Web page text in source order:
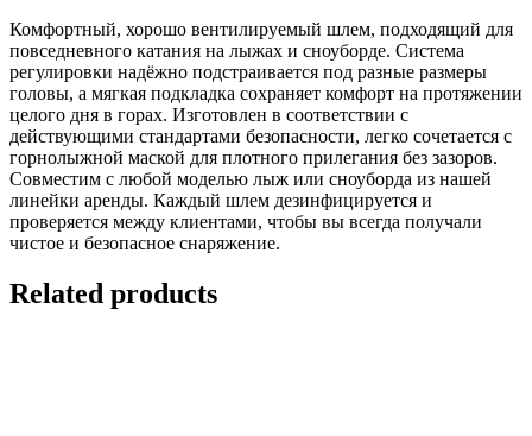
Комфортный, хорошо вентилируемый шлем, подходящий для
повседневного катания на лыжах и сноуборде. Система
регулировки надёжно подстраивается под разные размеры
головы, а мягкая подкладка сохраняет комфорт на протяжении
целого дня в горах. Изготовлен в соответствии с
действующими стандартами безопасности, легко сочетается с
горнолыжной маской для плотного прилегания без зазоров.
Совместим с любой моделью лыж или сноуборда из нашей
линейки аренды. Каждый шлем дезинфицируется и
проверяется между клиентами, чтобы вы всегда получали
чистое и безопасное снаряжение.
Related products